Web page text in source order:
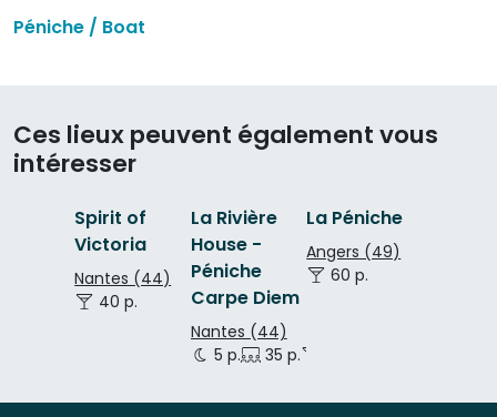
Péniche / Boat
Ces lieux peuvent également vous
intéresser
Spirit of
Victoria
Nantes (44)
40 p.
La Rivière
House -
Péniche
Carpe Diem
Nantes (44)
5 p.
35 p.
La Péniche
Angers (49)
60 p.